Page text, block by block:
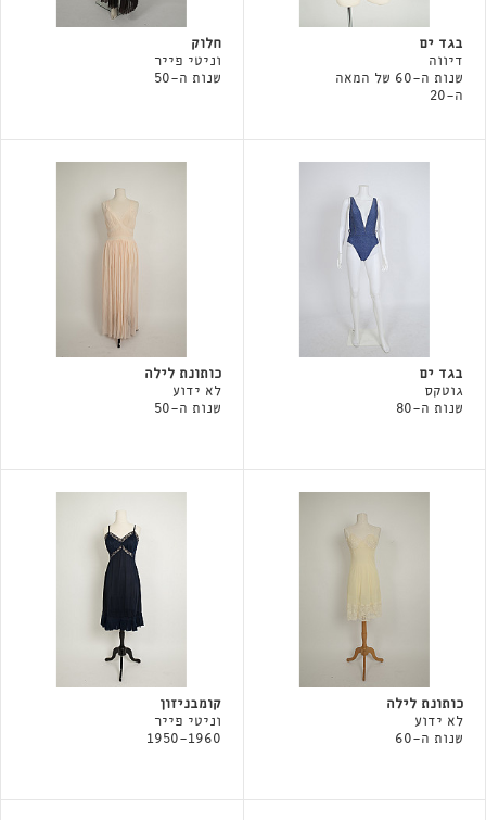
בגד ים
דיווה
שנות ה-60 של המאה
ה-20
חלוק
וניטי פייר
שנות ה-50
בגד ים
גוטקס
שנות ה-80
כותונת לילה
לא ידוע
שנות ה-50
כותונת לילה
לא ידוע
שנות ה-60
קומבניזון
וניטי פייר
1950-1960